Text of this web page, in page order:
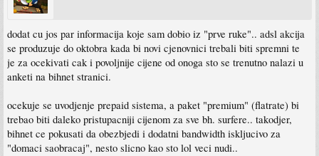
dodat cu jos par informacija koje sam dobio iz "prve ruke".. adsl akcija
se produzuje do oktobra kada bi novi cjenovnici trebali biti spremni te
je za ocekivati cak i povoljnije cijene od onoga sto se trenutno nalazi u
anketi na bihnet stranici.
ocekuje se uvodjenje prepaid sistema, a paket "premium" (flatrate) bi
trebao biti daleko pristupacniji cijenom za sve bh. surfere.. takodjer,
bihnet ce pokusati da obezbjedi i dodatni bandwidth iskljucivo za
"domaci saobracaj", nesto slicno kao sto lol veci nudi..